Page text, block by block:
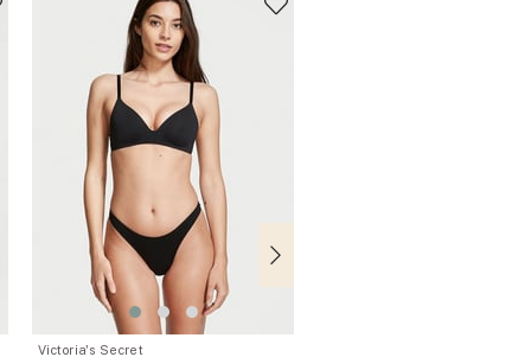
Victoria's Secret